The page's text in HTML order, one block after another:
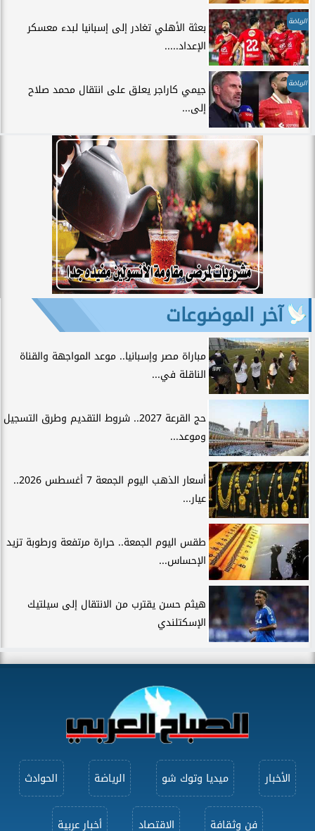
الرياضة
بعثة الأهلي تغادر إلى إسبانيا لبدء معسكر
الإعداد.....
الرياضة
جيمي كاراجر يعلق على انتقال محمد صلاح
إلى...
آخر الموضوعات
مباراة مصر وإسبانيا.. موعد المواجهة والقناة
الناقلة في...
حج القرعة 2027.. شروط التقديم وطرق التسجيل
وموعد...
أسعار الذهب اليوم الجمعة 7 أغسطس 2026..
عيار...
طقس اليوم الجمعة.. حرارة مرتفعة ورطوبة تزيد
الإحساس...
هيثم حسن يقترب من الانتقال إلى سيلتيك
الإسكتلندي
الأخبار ميديا وتوك شو الرياضة الحوادث
فن وثقافة الاقتصاد أخبار عربية